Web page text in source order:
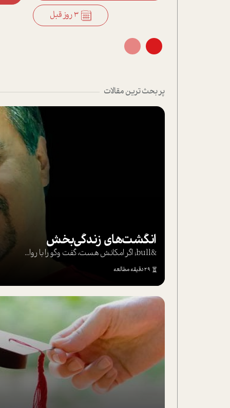
3 روز قبل
پر بحث ترین مقالات
انگشت‌های‌ زندگی‌بخش
&bull; اگر امکانش هست، گفت وگو را با روا...
29 دقیقه مطالعه